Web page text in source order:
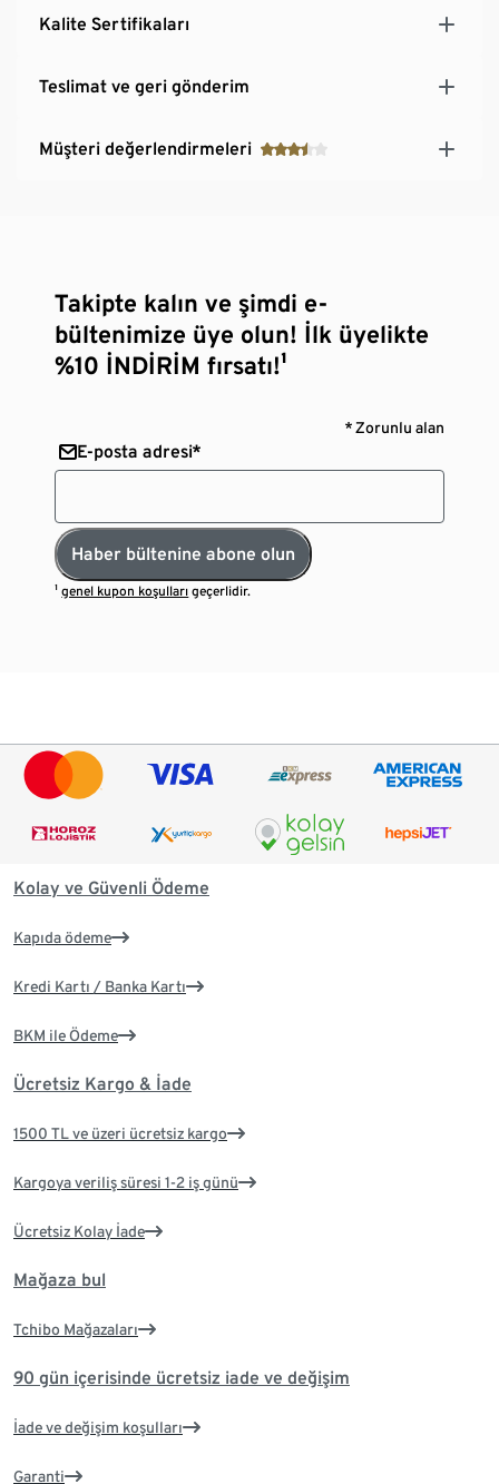
Kalite Sertifikaları
Teslimat ve geri gönderim
Müşteri değerlendirmeleri
Takipte kalın ve şimdi e-
bültenimize üye olun! İlk üyelikte
%10 İNDİRİM fırsatı!¹
* Zorunlu alan
E-posta adresi*
Haber bültenine abone olun
¹genel kupon koşulları geçerlidir.
Kolay ve Güvenli Ödeme
Kapıda ödeme
Kredi Kartı / Banka Kartı
BKM ile Ödeme
Ücretsiz Kargo & İade
1500 TL ve üzeri ücretsiz kargo
Kargoya veriliş süresi 1-2 iş günü
Ücretsiz Kolay İade
Mağaza bul
Tchibo Mağazaları
90 gün içerisinde ücretsiz iade ve değişim
İade ve değişim koşulları
Garanti